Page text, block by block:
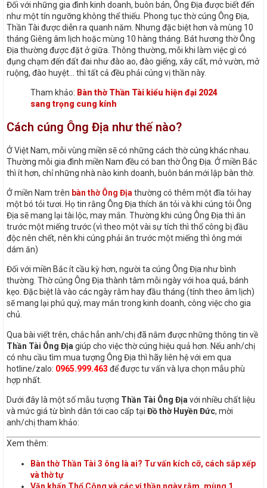
Đối với những gia đình kinh doanh, buôn bán, Ông Địa được biết đến
như một tín ngưỡng không thể thiếu. Phong tục thờ cúng Ông Địa,
Thần Tài được diễn ra quanh năm. Nhưng đặc biệt hơn và mùng 10
tháng Giêng âm lịch hoặc mùng 10 hàng tháng. Bát hương thờ Ông
Địa thường được đặt ở giữa. Thông thường, mỗi khi làm việc gì có
đụng chạm đến đất đai như đào ao, đào giếng, xây cất, mở vườn, mở
ruộng, đào huyệt… thì tất cả đều phải cúng vị thần này.
Tham khảo: Bàn thờ Thần Tài kiểu hiện đại 2024
sang trọng cung kính
Cách cúng Ông Địa như thế nào?
Ở Việt Nam, mỗi vùng miền sẽ có những cách thờ cúng khác nhau.
Thường mỗi gia đình miền Nam đều có ban thờ Ông Địa. Ở miền Bắc
thì ít hơn, chỉ những nhà nào kinh doanh, buôn bán mới lập bàn thờ.
Ở miền Nam trên bàn thờ Ông Địa thường có thêm một đĩa tỏi hay
một bó tỏi tươi. Họ tin rằng Ông Địa thích ăn tỏi và khi cúng tỏi Ông
Địa sẽ mang lại tài lộc, may mắn. Thường khi cúng Ông Địa thì ăn
trước một miếng trước (vì theo một vài sự tích thì thổ công bị đầu
độc nên chết, nên khi cúng phải ăn trước một miếng thì ông mới
dám ăn)
Đối với miền Bắc ít cầu kỳ hơn, người ta cúng Ông Địa như bình
thường. Thờ cúng Ông Địa thành tâm mỗi ngày với hoa quả, bánh
kẹo. Đặc biệt là vào các ngày rằm hay đầu tháng (tính theo âm lịch)
sẽ mang lại phú quý, may mắn trong kinh doanh, công việc cho gia
chủ.
Qua bài viết trên, chắc hẳn anh/chị đã nắm được những thông tin về
Thần Tài Ông Địa giúp cho việc thờ cúng hiệu quả hơn. Nếu anh/chị
có nhu cầu tìm mua tượng Ông Địa thì hãy liên hệ với em qua
hotline/zalo: 0965.999.463 để được tư vấn và lựa chọn mẫu phù
hợp nhất.
Dưới đây là một số mẫu tượng Thần Tài Ông Địa với nhiều chất liệu
và mức giá từ bình dân tới cao cấp tại Đồ thờ Huyền Đức, mời
anh/chị tham khảo:
Xem thêm:
Bàn thờ Thần Tài 3 ông là ai? Tư vấn kích cỡ, cách sắp xếp
và thờ tự